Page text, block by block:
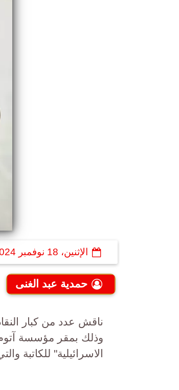
الإثنين، 18 نوفمبر 2024
حمدية عبد الغنى
ناقش عدد من كبار
وذلك بمقر مؤسسة آتوم
الاسرائيلية" للكاتبة